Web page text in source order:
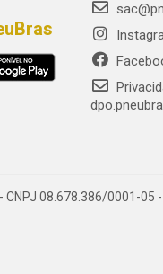
08.678.386/0001-05